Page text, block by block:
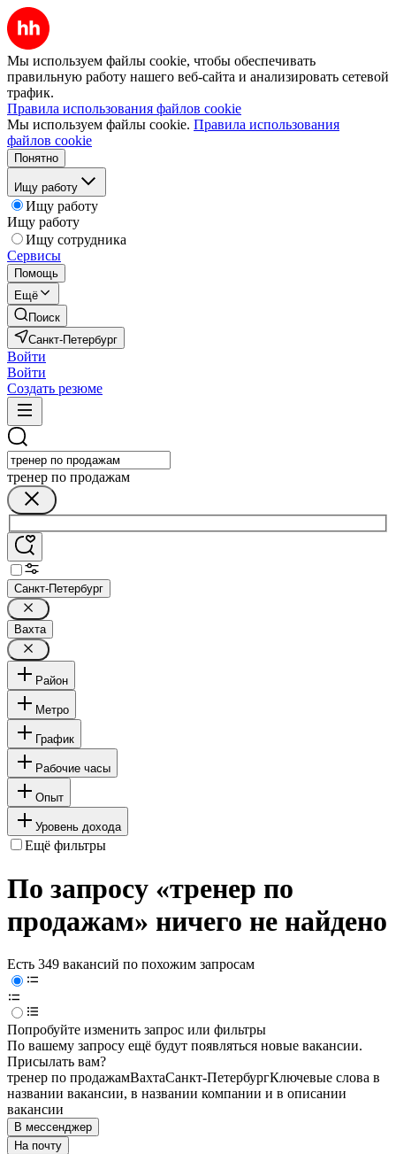
Мы используем файлы cookie, чтобы обеспечивать
правильную работу нашего веб-сайта и анализировать сетевой
трафик.
Правила использования файлов cookie
Мы используем файлы cookie. Правила использования
файлов cookie
Понятно
Ищу работу
Ищу работу
Ищу работу
Ищу сотрудника
Сервисы
Помощь
Ещё
Поиск
Санкт-Петербург
Войти
Войти
Создать резюме
тренер по продажам
Санкт-Петербург
Вахта
Район
Метро
График
Рабочие часы
Опыт
Уровень дохода
Ещё фильтры
По запросу «тренер по
продажам» ничего не найдено
Есть 349 вакансий по похожим запросам
Попробуйте изменить запрос или фильтры
По вашему запросу ещё будут появляться новые вакансии.
Присылать вам?
тренер по продажамВахтаСанкт-ПетербургКлючевые слова в
названии вакансии, в названии компании и в описании
вакансии
В мессенджер
На почту